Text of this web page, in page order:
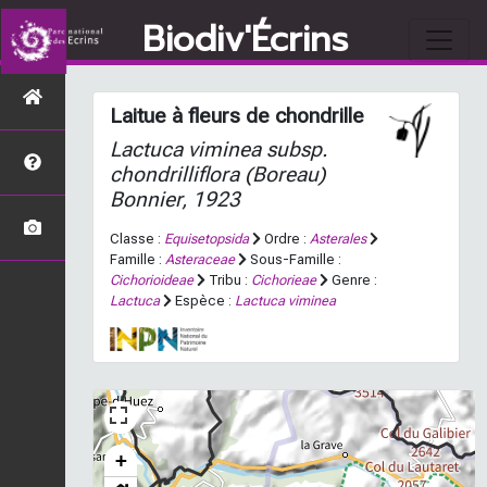
Biodiv'Écrins
Laitue à fleurs de chondrille
Lactuca viminea subsp.
chondrilliflora(Boreau)
Bonnier, 1923
Classe : Equisetopsida Ordre : Asterales
Famille : Asteraceae
Sous-Famille :
Cichorioideae
Tribu : Cichorieae
Genre :
Lactuca
Espèce : Lactuca viminea
+